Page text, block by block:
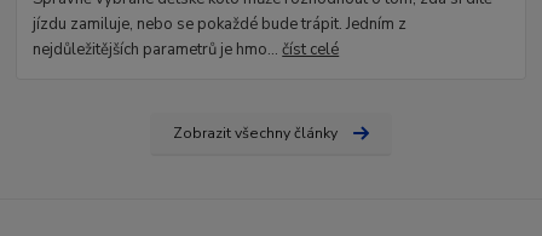
jízdu zamiluje, nebo se pokaždé bude trápit. Jedním z
nejdůležitějších parametrů je hmo...číst celé
Zobrazit všechny články